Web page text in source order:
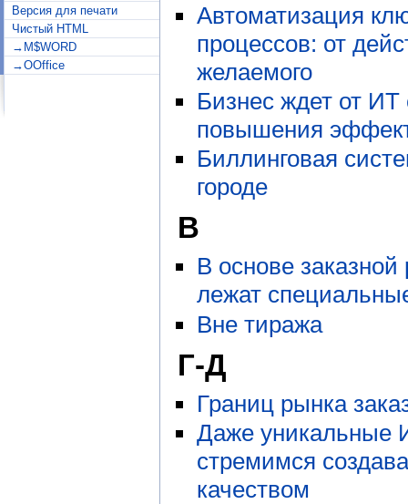
Версия для печати
Чистый HTML
→M$WORD
→OOffice
Автоматизация
процессов: от
желаемого
Бизнес ждет от ИТ
повышения
Биллинговая
городе
В
В основе
лежат
Вне тиража
Г-Д
Границ рынка
Даже уникальные
стремимся
качеством